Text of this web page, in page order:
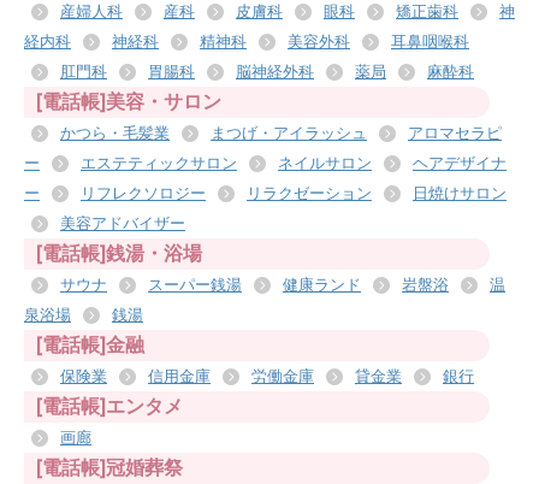
産婦人科
産科 皮膚科 眼科 矯正歯科
神
経内科
神経科 精神科 美容外科
耳鼻咽喉科
肛門科
胃腸科 脳神経外科 薬局 麻酔科
[電話帳]美容・サロン
かつら・毛髪業 まつげ・アイラッシュ
アロマセラピ
ー
エステティックサロン ネイルサロン
ヘアデザイナ
ー
リフレクソロジー リラクゼーション
日焼けサロン
美容アドバイザー
[電話帳]銭湯・浴場
サウナ スーパー銭湯 健康ランド 岩盤浴
温
泉浴場
銭湯
[電話帳]金融
保険業 信用金庫 労働金庫 貸金業 銀行
[電話帳]エンタメ
画廊
[電話帳]冠婚葬祭